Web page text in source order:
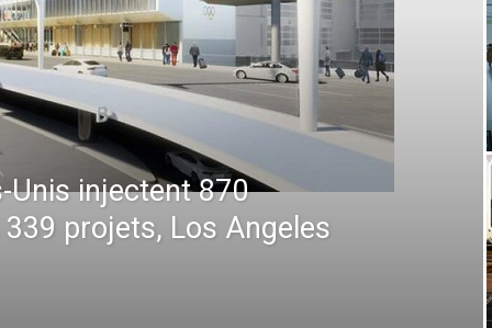
2026 : De la prévision à
comment la technologie
en plein ciel et au sol